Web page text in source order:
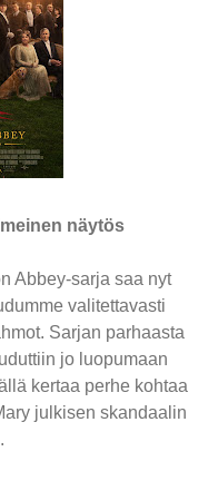
näytös
Abbey-sarja saa nyt
valitettavasti
Sarjan parhaasta
jo luopumaan
kertaa perhe kohtaa
julkisen skandaalin